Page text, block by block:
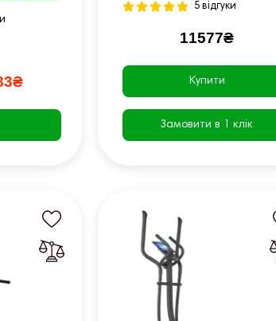
5 відгуки
11577₴
Купити
Замовити в 1 клік